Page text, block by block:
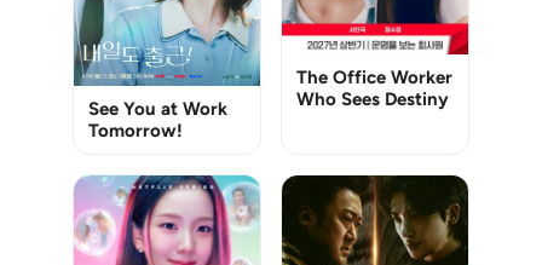
See You at Work
Tomorrow!
The Office Worker
Who Sees Destiny